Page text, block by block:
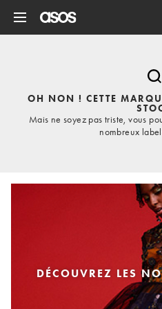
OH NON ! CETTE
Mais ne soyez pas triste, vous
nombreux
DÉCOUVREZ LES